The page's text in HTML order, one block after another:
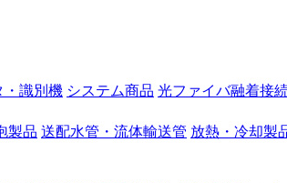
・識別機 システム商品 光ファイバ融着接
製品 送配水管・流体輸送管 放熱・冷却製